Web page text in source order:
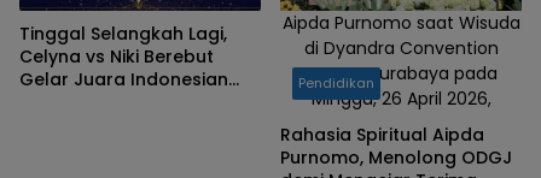
Tinggal Selangkah Lagi,
Celyna vs Niki Berebut
Gelar Juara Indonesian
Aipda Purnomo saat Wisuda
di Dyandra Convention
Center Surabaya pada
Minggu, 26 April 2026,
Pendidikan
Rahasia Spiritual Aipda
Purnomo, Menolong ODGJ